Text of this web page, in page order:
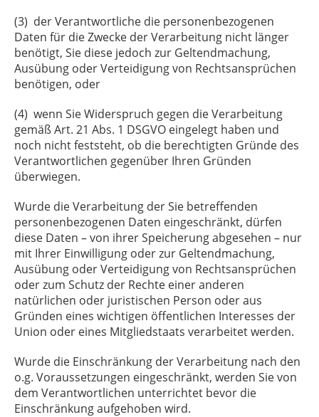
(3) der Verantwortliche die personenbezogenen
Daten für die Zwecke der Verarbeitung nicht länger
benötigt, Sie diese jedoch zur Geltendmachung,
Ausübung oder Verteidigung von Rechtsansprüchen
benötigen, oder
(4) wenn Sie Widerspruch gegen die Verarbeitung
gemäß Art. 21 Abs. 1 DSGVO eingelegt haben und
noch nicht feststeht, ob die berechtigten Gründe des
Verantwortlichen gegenüber Ihren Gründen
überwiegen.
Wurde die Verarbeitung der Sie betreffenden
personenbezogenen Daten eingeschränkt, dürfen
diese Daten – von ihrer Speicherung abgesehen – nur
mit Ihrer Einwilligung oder zur Geltendmachung,
Ausübung oder Verteidigung von Rechtsansprüchen
oder zum Schutz der Rechte einer anderen
natürlichen oder juristischen Person oder aus
Gründen eines wichtigen öffentlichen Interesses der
Union oder eines Mitgliedstaats verarbeitet werden.
Wurde die Einschränkung der Verarbeitung nach den
o.g. Voraussetzungen eingeschränkt, werden Sie von
dem Verantwortlichen unterrichtet bevor die
Einschränkung aufgehoben wird.